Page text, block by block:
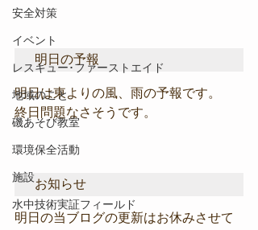
安全対策
イベント
レスキュー･ファーストエイド
地域のこと
磯あそび教室
環境保全活動
施設
水中技術実証フィールド
明日の予報
明日は東よりの風、雨の予報です。
終日問題なさそうです。
お知らせ
明日の当ブログの更新はお休みさせて